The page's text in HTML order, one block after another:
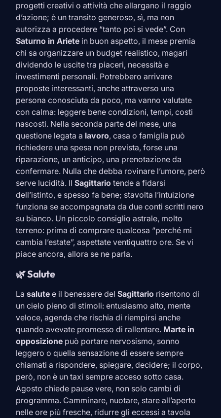
progetti creativi o attività che allargano il raggio
d’azione; è un transito generoso, sì, ma non
autorizza a procedere “tanto poi si vede”. Con
Saturno in Ariete in buon aspetto, il mese premia
chi sa organizzare un budget realistico, magari
dividendo le uscite tra piaceri, necessità e
investimenti personali. Potrebbero arrivare
proposte interessanti, anche attraverso una
persona conosciuta da poco, ma vanno valutate
con calma: leggere bene condizioni, tempi, costi
nascosti. Nella seconda parte del mese, una
questione legata a lavoro, casa o famiglia può
richiedere una spesa non prevista, forse una
riparazione, un anticipo, una prenotazione da
confermare. Nulla che debba rovinare l’umore, però
serve lucidità. Il Sagittario tende a fidarsi
dell’istinto, e spesso fa bene; stavolta l’intuizione
funziona se accompagnata da due conti scritti nero
su bianco. Un piccolo consiglio astrale, molto
terreno: prima di comprare qualcosa “perché mi
cambia l’estate”, aspettate ventiquattro ore. Se vi
piace ancora, allora se ne parla.
🌿 Salute
La salute e il benessere del Sagittario risentono di
un cielo pieno di stimoli: entusiasmo alto, mente
veloce, agenda che rischia di riempirsi anche
quando avevate promesso di rallentare. Marte in
opposizione può portare nervosismo, sonno
leggero o quella sensazione di essere sempre
chiamati a rispondere, spiegare, decidere; il corpo,
però, non è un taxi sempre acceso sotto casa.
Agosto chiede pause vere, non solo cambi di
programma. Camminare, nuotare, stare all’aperto
nelle ore più fresche, ridurre gli eccessi a tavola